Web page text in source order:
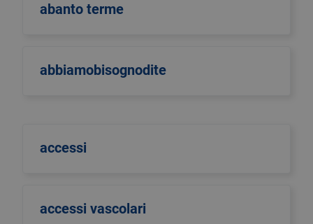
abanto terme
abbiamobisognodite
accessi
accessi vascolari